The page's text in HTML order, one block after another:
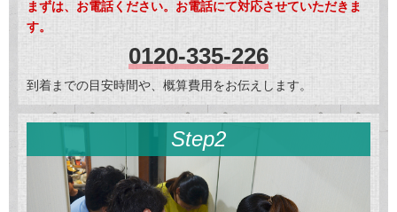
まずは、お電話ください。お電話にて対応させていただきま
す。
0120-335-226
到着までの目安時間や、概算費用をお伝えします。
Step2